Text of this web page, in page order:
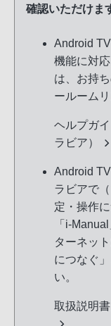
確認いただけま
Android
機能に対
は、お持
ールーム
ヘルプガ
ラビア）
Android
ラビアで
定・操作
「i-
ターネッ
につなぐ
い。
取扱説明